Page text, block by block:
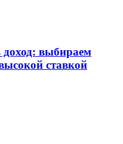
выбираем
ставкой